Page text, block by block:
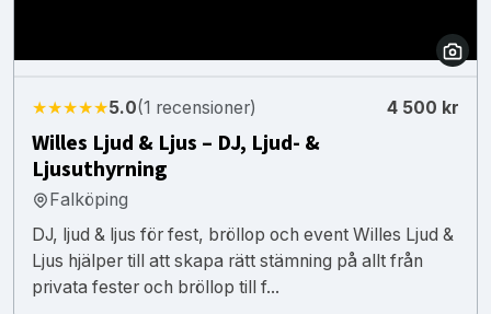
★★★★★5.0(1 recensioner) 4 500 kr
Willes Ljud & Ljus – DJ, Ljud- &
Ljusuthyrning
Falköping
DJ, ljud & ljus för fest, bröllop och event Willes Ljud &
Ljus hjälper till att skapa rätt stämning på allt från
privata fester och bröllop till f...